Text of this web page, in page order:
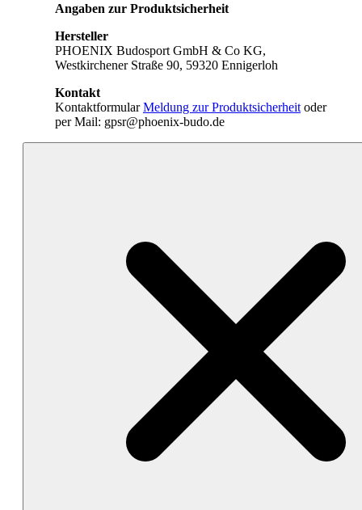
Angaben zur Produktsicherheit
Hersteller
PHOENIX Budosport GmbH & Co KG,
Westkirchener Straße 90, 59320 Ennigerloh
Kontakt
KontaktformularMeldung zur Produktsicherheit oder
per Mail: gpsr@phoenix-budo.de